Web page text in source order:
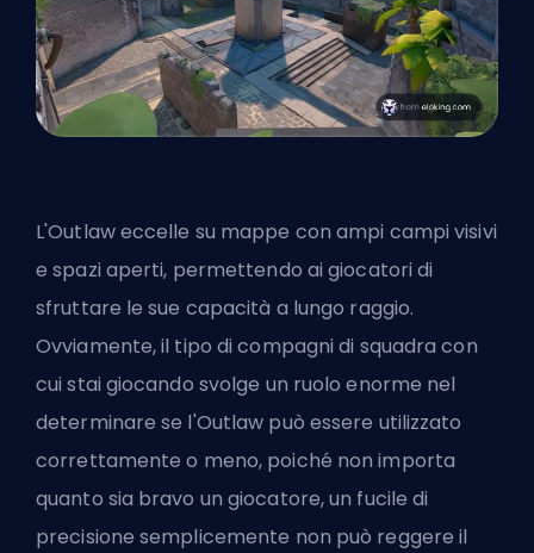
L'Outlaw eccelle su mappe con ampi campi visivi
e spazi aperti, permettendo ai giocatori di
sfruttare le sue capacità a lungo raggio.
Ovviamente, il tipo di compagni di squadra con
cui stai giocando svolge un ruolo enorme nel
determinare se l'Outlaw può essere utilizzato
correttamente o meno, poiché non importa
quanto sia bravo un giocatore, un fucile di
precisione semplicemente non può reggere il